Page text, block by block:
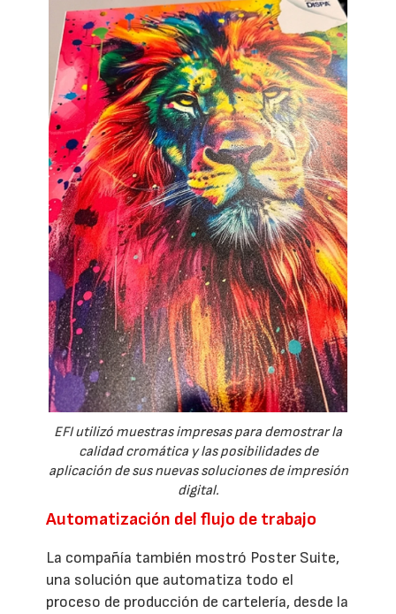
EFI utilizó muestras impresas para demostrar la
calidad cromática y las posibilidades de
aplicación de sus nuevas soluciones de impresión
digital.
Automatización del flujo de trabajo
La compañía también mostró Poster Suite,
una solución que automatiza todo el
proceso de producción de cartelería, desde la